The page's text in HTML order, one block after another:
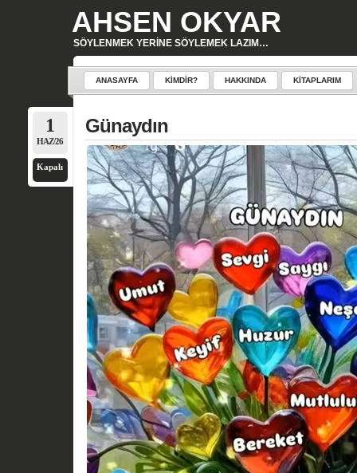
AHSEN OKYAR
SÖYLENMEK YERINE SÖYLEMEK LAZIM…
ANASAYFA KIMDIR? HAKKINDA KITAPLARIM
1
HAZ/26
Kapalı
Günaydın